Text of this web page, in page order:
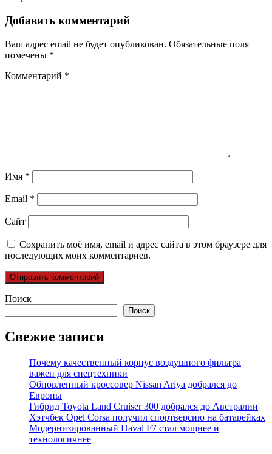
Добавить комментарий
Ваш адрес email не будет опубликован. Обязательные поля
помечены *
Комментарий *
Имя *
Email *
Сайт
Сохранить моё имя, email и адрес сайта в этом браузере для
последующих моих комментариев.
Поиск
Поиск
Свежие записи
Почему качественный корпус воздушного фильтра
важен для спецтехники
Обновленный кроссовер Nissan Ariya добрался до
Европы
Гибрид Toyota Land Cruiser 300 добрался до Австралии
Хэтчбек Opel Corsa получил спортверсию на батарейках
Модернизированный Haval F7 стал мощнее и
технологичнее